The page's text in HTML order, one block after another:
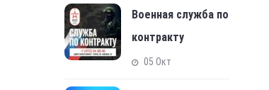
Военная служба по
контракту
05 Окт